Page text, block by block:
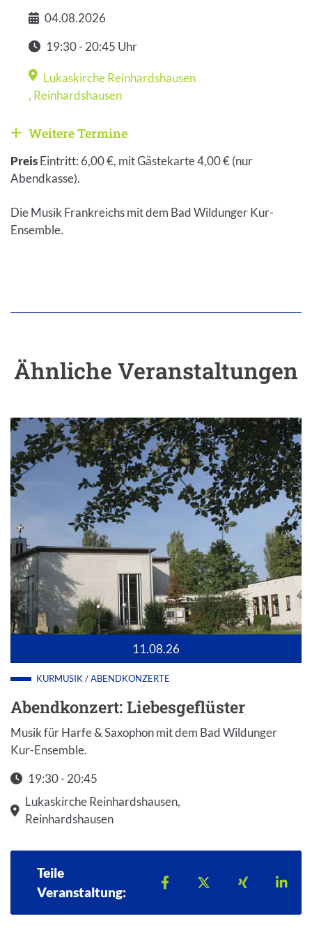
Datum
04.08.2026
Zeit
19:30 - 20:45 Uhr
Veranstaltungsort
Lukaskirche Reinhardshausen
, Reinhardshausen
Weitere Veranstaltungen anzeigen
Weitere Termine
PreisEintritt: 6,00 €, mit Gästekarte 4,00 € (nur
Abendkasse).
Die Musik Frankreichs mit dem Bad Wildunger Kur-
Ensemble.
Ähnliche Veranstaltungen
11.08.26
KURMUSIK / ABENDKONZERTE
Abendkonzert: Liebesgeflüster
Musik für Harfe & Saxophon mit dem Bad Wildunger
Kur-Ensemble.
19:30 - 20:45
Startzeit: 19:30
Lukaskirche Reinhardshausen,
Reinhardshausen
Teile
Veranstaltung:
Teilen auf Facebook
Teilen auf X
Teilen auf